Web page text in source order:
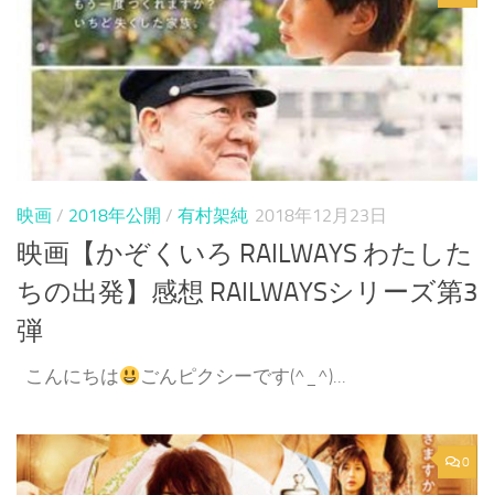
映画 / 2018年公開 / 有村架純 2018年12月23日
映画【かぞくいろ RAILWAYS わたした
ちの出発】感想 RAILWAYSシリーズ第3
弾
こんにちは ごんピクシーです(^_^)...
0